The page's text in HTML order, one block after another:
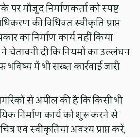
पर मौजूद निर्माणकर्ता को स्पष्ट
की विधिवत स्वीकृति प्राप्त
का निर्माण कार्य नहीं किया
ने चेतावनी दी कि नियमों का उल्लंघन
में भी सख्त कार्रवाई जारी
से अपील की है कि किसी भी
निर्माण कार्य को शुरू करने से
एवं स्वीकृतियां अवश्य प्राप्त करें,